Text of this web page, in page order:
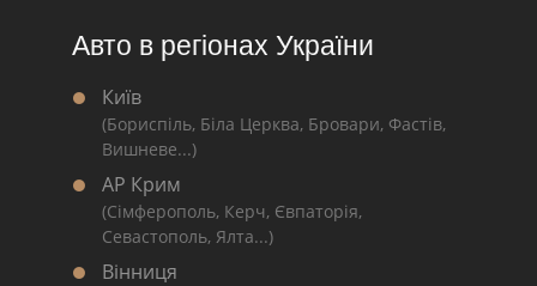
Авто в регіонах України
Київ
(Бориспіль, Біла Церква, Бровари, Фастів,
Вишневе...)
АР Крим
(Сімферополь, Керч, Євпаторія,
Севастополь, Ялта...)
Вінниця